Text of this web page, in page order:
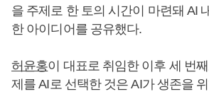
을 주제로 한 토의 시간이 마련돼 AI
한 아이디어를 공유했다.
허윤홍이 대표로 취임한 이후 세 번
제를 AI로 선택한 것은 AI가 생존을